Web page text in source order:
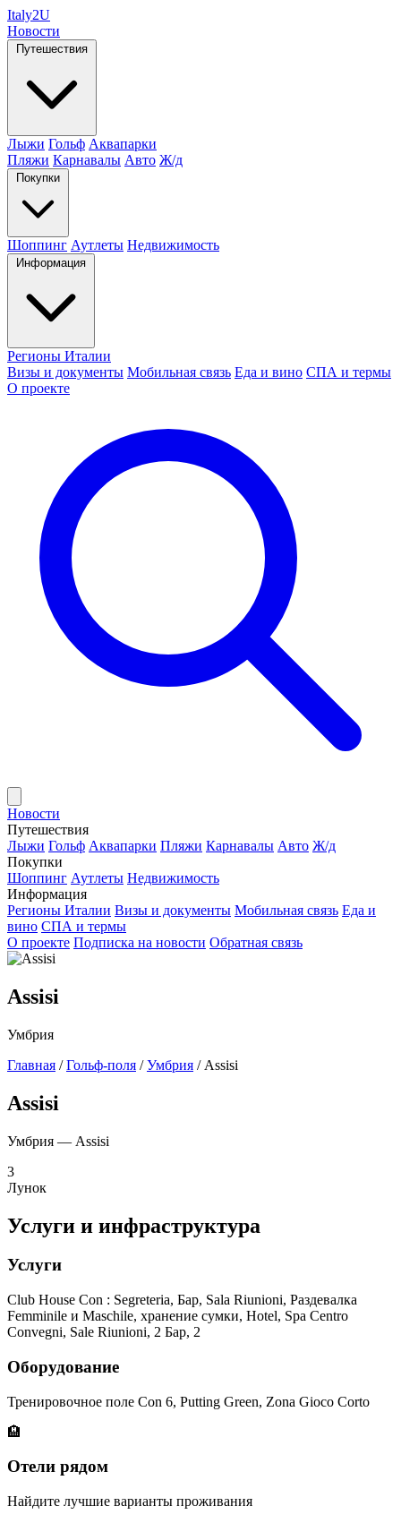
Italy2U
Новости
Путешествия
Лыжи Гольф Аквапарки
Пляжи Карнавалы Авто Ж/д
Покупки
Шоппинг Аутлеты Недвижимость
Информация
Регионы Италии
Визы и документы Мобильная связь Еда и вино СПА и термы
О проекте
Новости
Путешествия
Лыжи Гольф Аквапарки Пляжи Карнавалы Авто Ж/д
Покупки
Шоппинг Аутлеты Недвижимость
Информация
Регионы Италии Визы и документы Мобильная связь Еда и
вино СПА и термы
О проекте Подписка на новости Обратная связь
Assisi
Умбрия
Главная / Гольф-поля / Умбрия / Assisi
Assisi
Умбрия — Assisi
3
Лунок
Услуги и инфраструктура
Услуги
Club House Con : Segreteria, Бар, Sala Riunioni, Раздевалка
Femminile и Maschile, хранение сумки, Hotel, Spa Centro
Convegni, Sale Riunioni, 2 Бар, 2
Оборудование
Тренировочное поле Con 6, Putting Green, Zona Gioco Corto
🏨
Отели рядом
Найдите лучшие варианты проживания